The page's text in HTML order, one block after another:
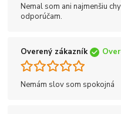
Nemal som ani najmenšiu
odporúčam.
Overený zákazník
Nemám slov som spokojná